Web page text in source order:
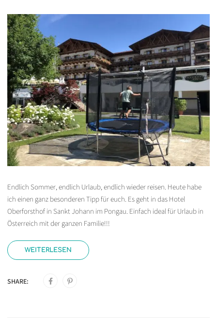
Endlich Sommer, endlich Urlaub, endlich wieder reisen. Heute habe
ich einen ganz besonderen Tipp für euch. Es geht in das Hotel
Oberforsthof in Sankt Johann im Pongau. Einfach ideal für Urlaub in
Österreich mit der ganzen Familie!!!
WEITERLESEN
SHARE: